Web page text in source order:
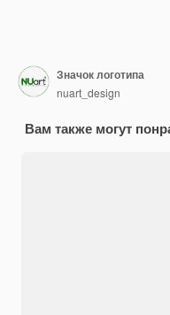
Значок логотипа
nuart_design
Вам также могут